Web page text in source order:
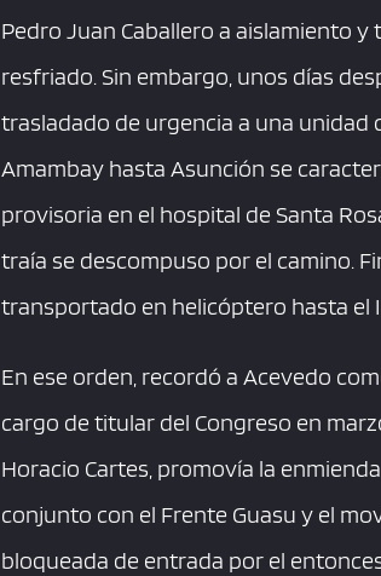
Pedro Juan Caballero a aislamiento
resfriado. Sin embargo, unos días
trasladado de urgencia a una unidad
Amambay hasta Asunción se
provisoria en el hospital de Santa
traía se descompuso por el camino.
transportado en helicóptero hasta el
En ese orden, recordó a Acevedo
cargo de titular del Congreso en
Horacio Cartes, promovía la
conjunto con el Frente Guasu y el
bloqueada de entrada por el